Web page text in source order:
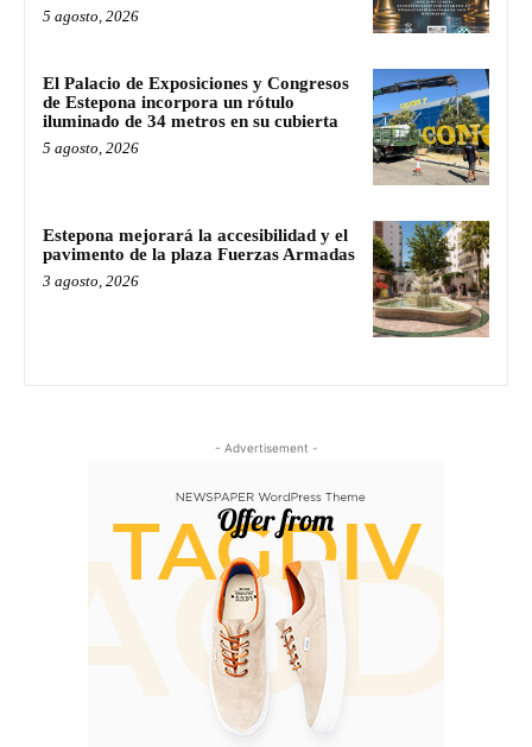
5 agosto, 2026
El Palacio de Exposiciones y Congresos
de Estepona incorpora un rótulo
iluminado de 34 metros en su cubierta
5 agosto, 2026
Estepona mejorará la accesibilidad y el
pavimento de la plaza Fuerzas Armadas
3 agosto, 2026
- Advertisement -